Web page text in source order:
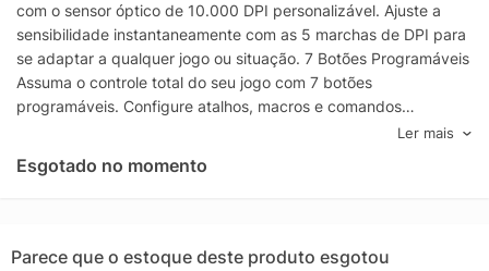
com o sensor óptico de 10.000 DPI personalizável. Ajuste a
sensibilidade instantaneamente com as 5 marchas de DPI para
se adaptar a qualquer jogo ou situação. 7 Botões Programáveis
Assuma o controle total do seu jogo com 7 botões
programáveis. Configure atalhos, macros e comandos
personalizados para ter uma vantagem competitiva. RGB
Personalizável Personalize a estética do seu mouse com a
iluminação RGB programável e crie um ambiente de jogo único.
Ler mais
Esgotado no momento
Parece que o estoque deste produto esgotou